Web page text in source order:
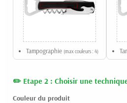
Tampographie (max couleurs : 4)
Etape 2 : Choisir une
Couleur du produit